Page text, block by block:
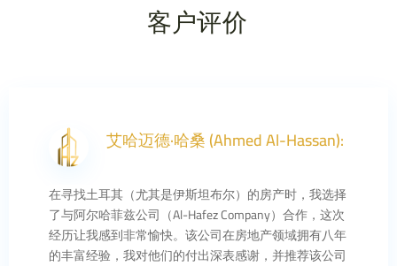
客户评价
艾哈迈德·哈桑 (Ahmed Al-Hassan):
在寻找土耳其（尤其是伊斯坦布尔）的房产时，我选择
了与阿尔哈菲兹公司（Al-Hafez Company）合作，这次
经历让我感到非常愉快。该公司在房地产领域拥有八年
的丰富经验，我对他们的付出深表感谢，并推荐该公司